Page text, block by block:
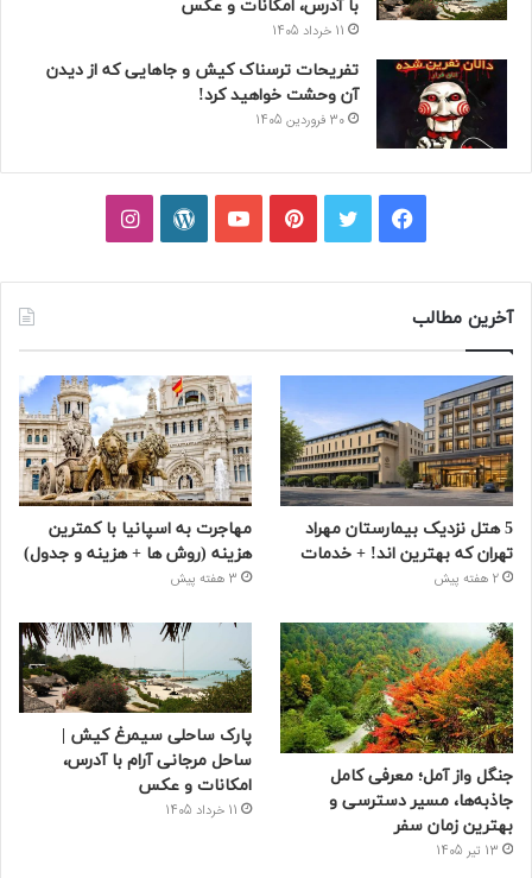
با آدرس، امکانات و عکس
11 خرداد 1405
تفریحات ترسناک کیش و جاهایی که از دیدن
آن وحشت خواهید کرد!
30 فروردین 1405
فیسبوکتوییترپینتریستیوتیوبوردپرساینستاگرام
آخرین مطالب
5 هتل نزدیک بیمارستان مهراد
تهران که بهترین‌ اند! + خدمات
2 هفته پیش
مهاجرت به اسپانیا با کمترین
هزینه (روش ها + هزینه و جدول)
3 هفته پیش
جنگل واز آمل؛ معرفی کامل
جاذبه‌ها، مسیر دسترسی و
بهترین زمان سفر
13 تیر 1405
پارک ساحلی سیمرغ کیش |
ساحل مرجانی آرام با آدرس،
امکانات و عکس
11 خرداد 1405